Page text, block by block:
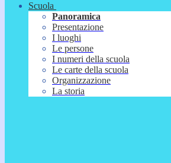
Scuola
Panoramica
Presentazione
I luoghi
Le persone
I numeri della scuola
Le carte della scuola
Organizzazione
La storia